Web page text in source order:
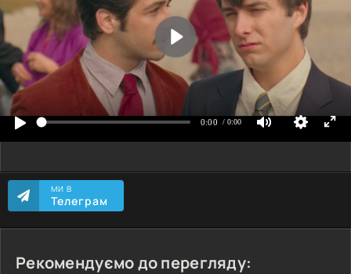
МИ В
Телеграм
Рекомендуємо до перегляду: